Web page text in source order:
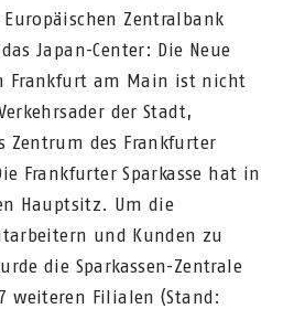
Zentralbank
Japan-Center: Die Neue
Frankfurt am Main ist nicht
der Stadt,
Zentrum des Frankfurter
Frankfurter Sparkasse hat in
Hauptsitz. Um die
und Kunden zu
die Sparkassen-Zentrale
weiteren Filialen (Stand: